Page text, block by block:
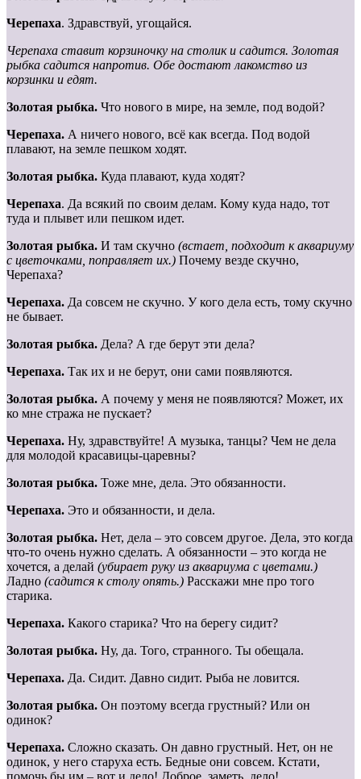
Черепаха. Здравствуй, угощайся.
Черепаха ставит корзиночку на столик и садится. Золотая
рыбка садится напротив. Обе достают лакомство из
корзинки и едят.
Золотая рыбка. Что нового в мире, на земле, под водой?
Черепаха. А ничего нового, всё как всегда. Под водой
плавают, на земле пешком ходят.
Золотая рыбка. Куда плавают, куда ходят?
Черепаха. Да всякий по своим делам. Кому куда надо, тот
туда и плывет или пешком идет.
Золотая рыбка. И там скучно (встает, подходит к аквариуму
с цветочками, поправляет их.) Почему везде скучно,
Черепаха?
Черепаха. Да совсем не скучно. У кого дела есть, тому скучно
не бывает.
Золотая рыбка. Дела? А где берут эти дела?
Черепаха. Так их и не берут, они сами появляются.
Золотая рыбка. А почему у меня не появляются? Может, их
ко мне стража не пускает?
Черепаха. Ну, здравствуйте! А музыка, танцы? Чем не дела
для молодой красавицы-царевны?
Золотая рыбка. Тоже мне, дела. Это обязанности.
Черепаха. Это и обязанности, и дела.
Золотая рыбка. Нет, дела – это совсем другое. Дела, это когда
что-то очень нужно сделать. А обязанности – это когда не
хочется, а делай (убирает руку из аквариума с цветами.)
Ладно (садится к столу опять.) Расскажи мне про того
старика.
Черепаха. Какого старика? Что на берегу сидит?
Золотая рыбка. Ну, да. Того, странного. Ты обещала.
Черепаха. Да. Сидит. Давно сидит. Рыба не ловится.
Золотая рыбка. Он поэтому всегда грустный? Или он
одинок?
Черепаха. Сложно сказать. Он давно грустный. Нет, он не
одинок, у него старуха есть. Бедные они совсем. Кстати,
помочь бы им – вот и дело! Доброе, заметь, дело!